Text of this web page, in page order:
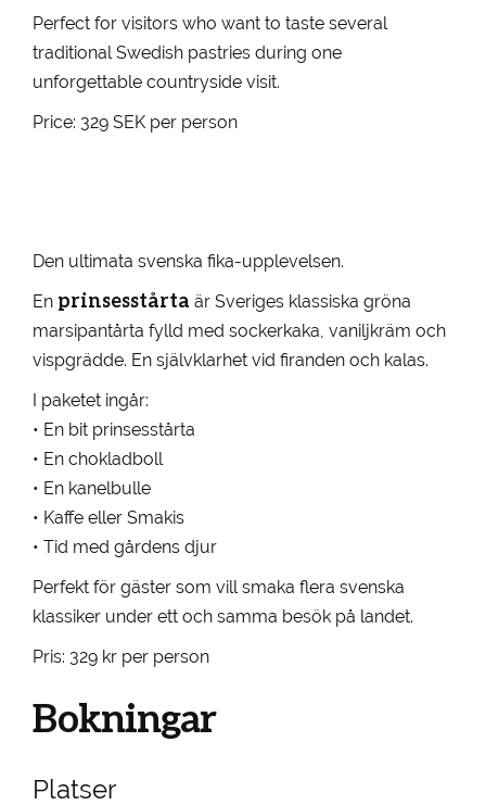
Perfect for visitors who want to taste several
traditional Swedish pastries during one
unforgettable countryside visit.
Price: 329 SEK per person
Den ultimata svenska fika-upplevelsen.
En prinsesstårta är Sveriges klassiska gröna
marsipantårta fylld med sockerkaka, vaniljkräm och
vispgrädde. En självklarhet vid firanden och kalas.
I paketet ingår:
• En bit prinsesstårta
• En chokladboll
• En kanelbulle
• Kaffe eller Smakis
• Tid med gårdens djur
Perfekt för gäster som vill smaka flera svenska
klassiker under ett och samma besök på landet.
Pris: 329 kr per person
Bokningar
Platser